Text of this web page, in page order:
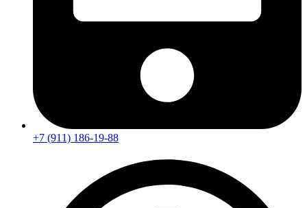
+7 (911) 186-19-88